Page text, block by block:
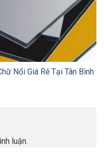
Nổi Giá Rẻ Tại Tân Bình
luận.